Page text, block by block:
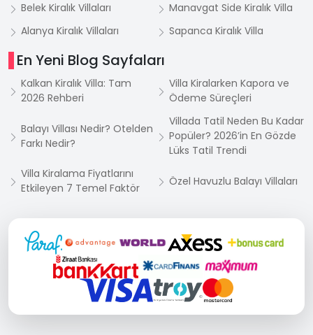
Belek Kiralık Villaları
Manavgat Side Kiralık Villa
Alanya Kiralık Villaları
Sapanca Kiralık Villa
En Yeni Blog Sayfaları
Kalkan Kiralık Villa: Tam
2026 Rehberi
Villa Kiralarken Kapora ve
Ödeme Süreçleri
Balayı Villası Nedir? Otelden
Farkı Nedir?
Villada Tatil Neden Bu Kadar
Popüler? 2026’in En Gözde
Lüks Tatil Trendi
Villa Kiralama Fiyatlarını
Etkileyen 7 Temel Faktör
Özel Havuzlu Balayı Villaları